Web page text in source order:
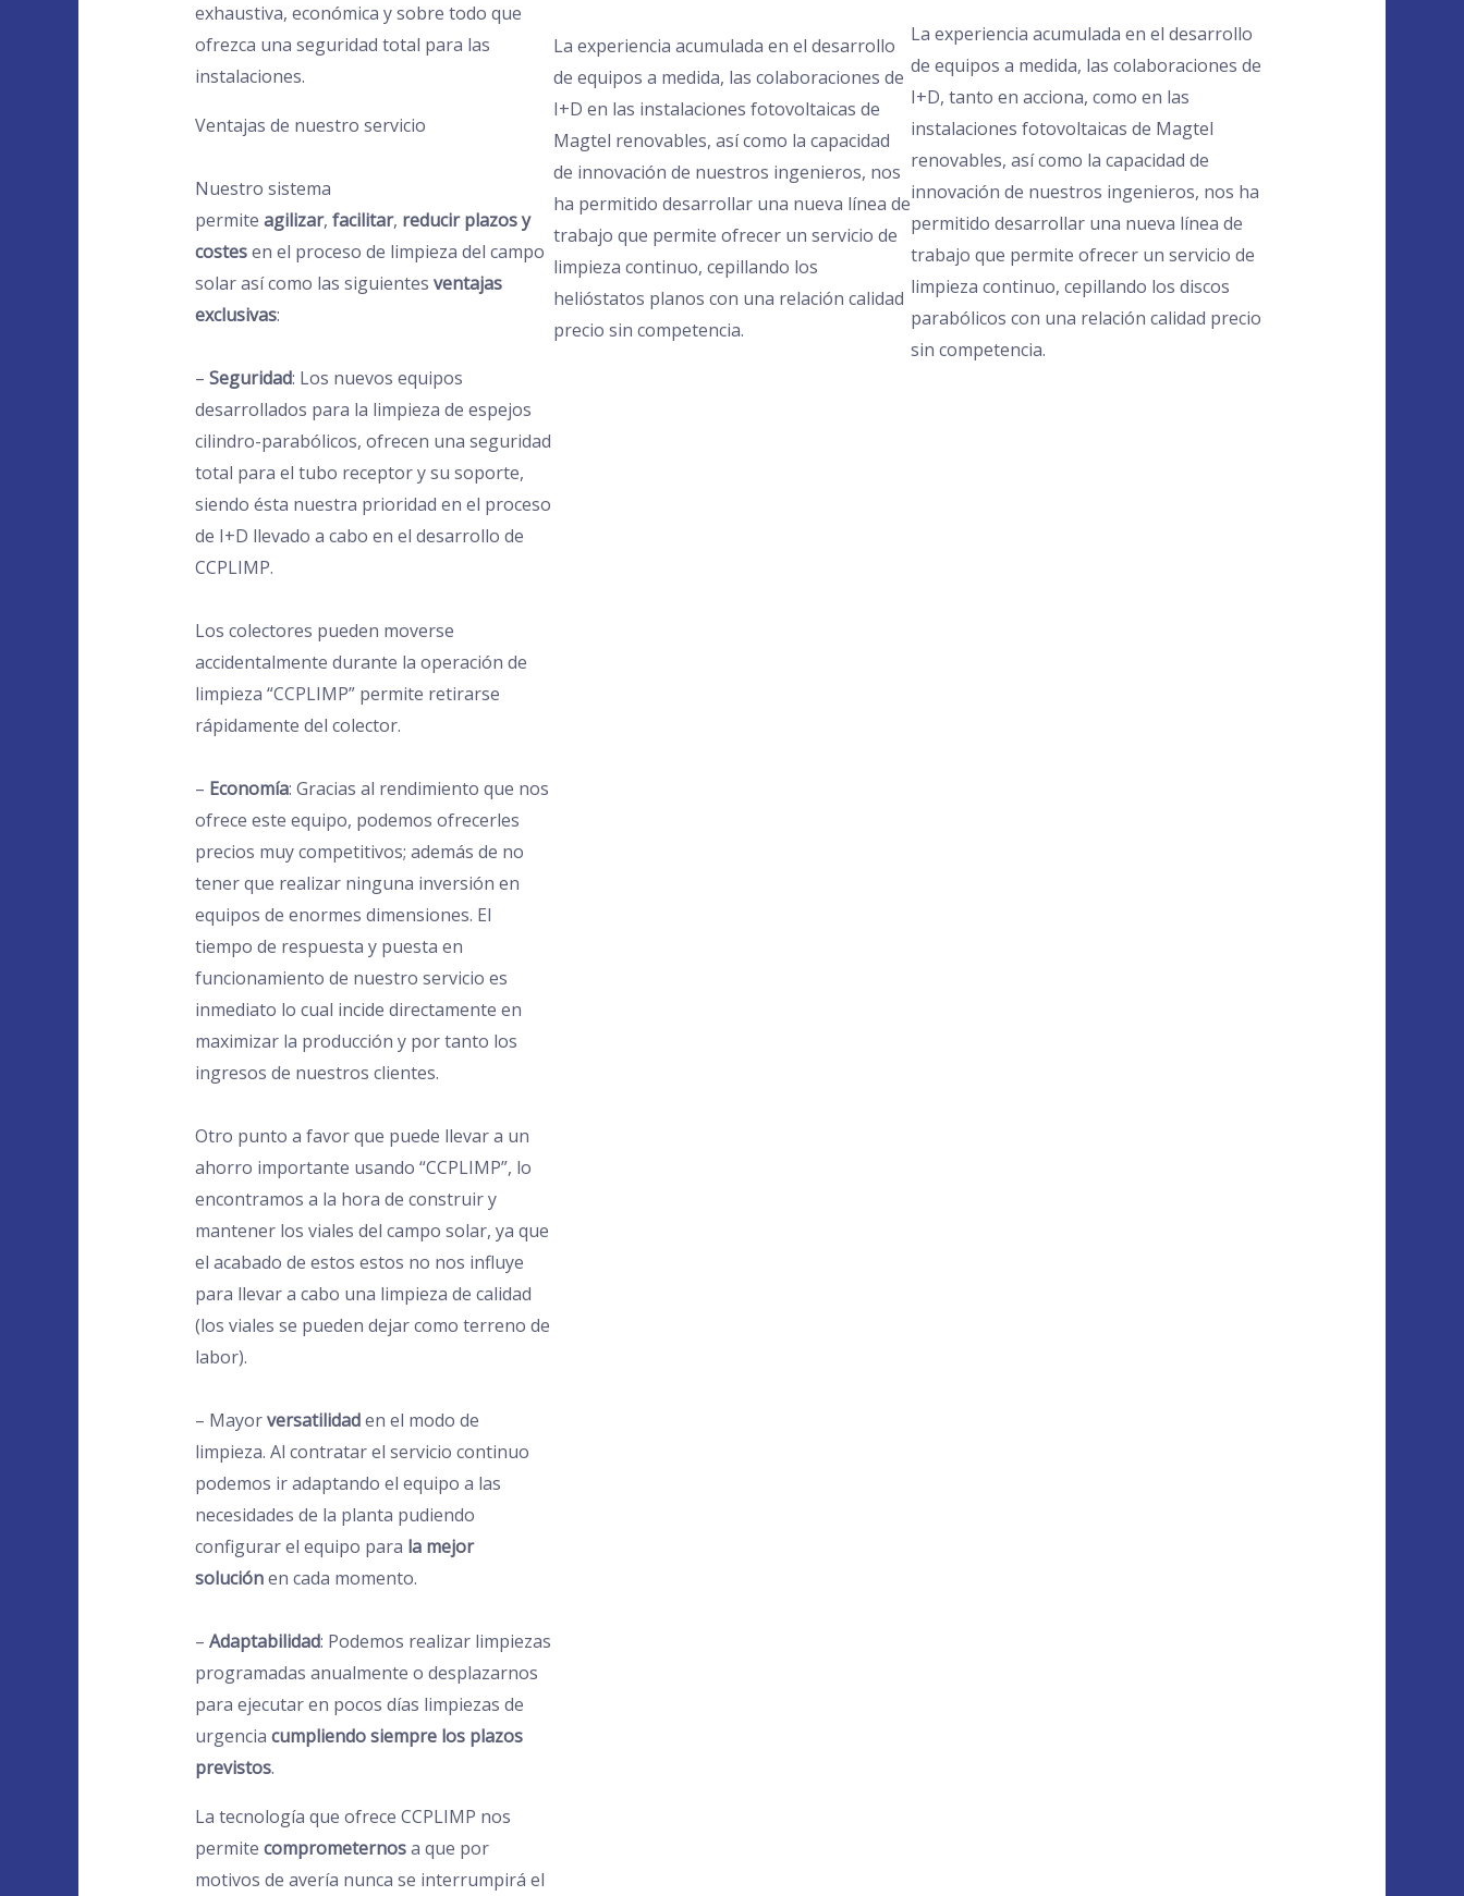
exhaustiva, económica y sobre todo que
ofrezca una seguridad total para las
instalaciones.
Ventajas de nuestro servicio
Nuestro sistema
permite agilizar, facilitar, reducir plazos y
costesen el proceso de limpieza del campo
solar así como las siguientes ventajas
exclusivas:
– Seguridad: Los nuevos equipos
desarrollados para la limpieza de espejos
cilindro-parabólicos, ofrecen una seguridad
total para el tubo receptor y su soporte,
siendo ésta nuestra prioridad en el proceso
de I+D llevado a cabo en el desarrollo de
CCPLIMP.
Los colectores pueden moverse
accidentalmente durante la operación de
limpieza “CCPLIMP” permite retirarse
rápidamente del colector.
– Economía: Gracias al rendimiento que nos
ofrece este equipo, podemos ofrecerles
precios muy competitivos; además de no
tener que realizar ninguna inversión en
equipos de enormes dimensiones. El
tiempo de respuesta y puesta en
funcionamiento de nuestro servicio es
inmediato lo cual incide directamente en
maximizar la producción y por tanto los
ingresos de nuestros clientes.
Otro punto a favor que puede llevar a un
ahorro importante usando “CCPLIMP”, lo
encontramos a la hora de construir y
mantener los viales del campo solar, ya que
el acabado de estos estos no nos influye
para llevar a cabo una limpieza de calidad
(los viales se pueden dejar como terreno de
labor).
– Mayorversatilidaden el modo de
limpieza. Al contratar el servicio continuo
podemos ir adaptando el equipo a las
necesidades de la planta pudiendo
configurar el equipo para la mejor
soluciónen cada momento.
– Adaptabilidad: Podemos realizar limpiezas
programadas anualmente o desplazarnos
para ejecutar en pocos días limpiezas de
urgencia cumpliendo siempre los plazos
previstos.
La tecnología que ofrece CCPLIMP nos
permite comprometernosa que por
motivos de avería nunca se interrumpirá el
La experiencia acumulada en el desarrollo
de equipos a medida, las colaboraciones de
I+D en las instalaciones fotovoltaicas de
Magtel renovables, así como la capacidad
de innovación de nuestros ingenieros, nos
ha permitido desarrollar una nueva línea de
trabajo que permite ofrecer un servicio de
limpieza continuo, cepillando los
helióstatos planos con una relación calidad
precio sin competencia.
La experiencia acumulada en el desarrollo
de equipos a medida, las colaboraciones de
I+D, tanto en acciona, como en las
instalaciones fotovoltaicas de Magtel
renovables, así como la capacidad de
innovación de nuestros ingenieros, nos ha
permitido desarrollar una nueva línea de
trabajo que permite ofrecer un servicio de
limpieza continuo, cepillando los discos
parabólicos con una relación calidad precio
sin competencia.